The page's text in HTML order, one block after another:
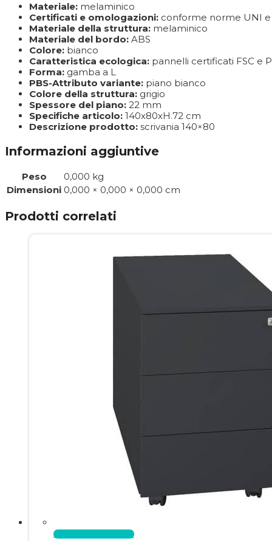
Materiale: melaminico
Certificati e omologazioni: conforme norme UNI e
Materiale della struttura: melaminico
Materiale del bordo: ABS
Colore: bianco
Caratteristica ecologica: pannelli certificati FSC e
Forma: gamba a L
PBS-Attributo variante: piano bianco
Colore della struttura: grigio
Spessore del piano: 22 mm
Specifiche articolo: 140x80xH.72 cm
Descrizione prodotto: scrivania 140×80
Informazioni aggiuntive
Peso
0,000 kg
Dimensioni 0,000 × 0,000 × 0,000 cm
Prodotti correlati
Aggiungi al carrello